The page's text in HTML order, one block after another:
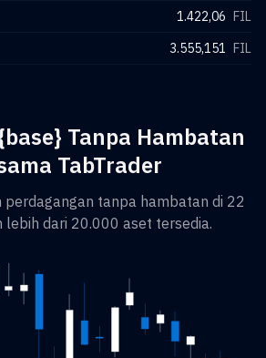
1.422,06 FIL
3.555,151 FIL
Tanpa Hambatan
TabTrader
perdagangan tanpa hambatan di 22
lebih dari 20.000 aset tersedia.